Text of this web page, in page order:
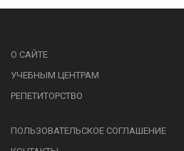
О САЙТЕ
УЧЕБНЫМ ЦЕНТРАМ
РЕПЕТИТОРСТВО
ПОЛЬЗОВАТЕЛЬСКОЕ СОГЛАШЕНИЕ